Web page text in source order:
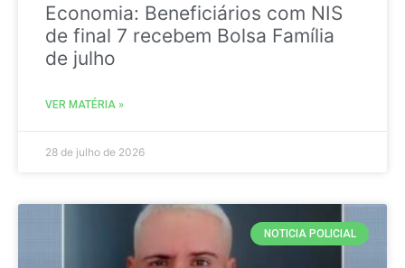
Economia: Beneficiários com NIS
de final 7 recebem Bolsa Família
de julho
VER MATÉRIA »
28 de julho de 2026
NOTICIA POLICIAL